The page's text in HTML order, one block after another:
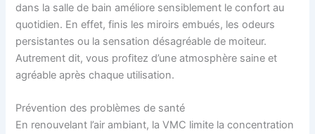
dans la salle de bain améliore sensiblement le confort au
quotidien. En effet, finis les miroirs embués, les odeurs
persistantes ou la sensation désagréable de moiteur.
Autrement dit, vous profitez d’une atmosphère saine et
agréable après chaque utilisation.
Prévention des problèmes de santé
En renouvelant l’air ambiant, la VMC limite la concentration